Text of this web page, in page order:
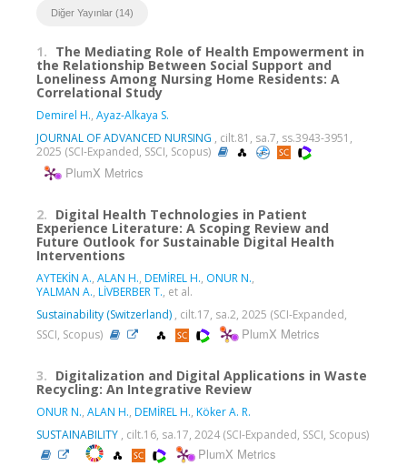
Diğer Yayınlar (14)
1. The Mediating Role of Health Empowerment in
the Relationship Between Social Support and
Loneliness Among Nursing Home Residents: A
Correlational Study
Demirel H., Ayaz-Alkaya S.
JOURNAL OF ADVANCED NURSING , cilt.81, sa.7, ss.3943-3951,
2025 (SCI-Expanded, SSCI, Scopus)
PlumX Metrics
2. Digital Health Technologies in Patient
Experience Literature: A Scoping Review and
Future Outlook for Sustainable Digital Health
Interventions
AYTEKİN A., ALAN H., DEMİREL H., ONUR N.,
YALMAN A., LİVBERBER T., et al.
Sustainability (Switzerland) , cilt.17, sa.2, 2025 (SCI-Expanded,
SSCI, Scopus)
PlumX Metrics
3. Digitalization and Digital Applications in Waste
Recycling: An Integrative Review
ONUR N., ALAN H., DEMİREL H., Köker A. R.
SUSTAINABILITY , cilt.16, sa.17, 2024 (SCI-Expanded, SSCI, Scopus)
PlumX Metrics